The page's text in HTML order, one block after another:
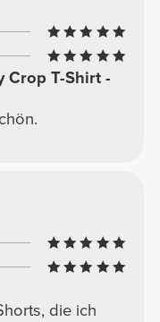
Crop T-Shirt -
die ich